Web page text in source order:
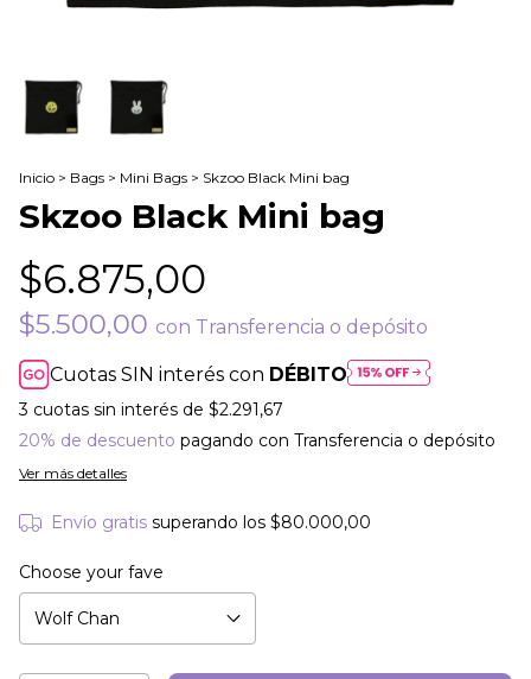
Inicio > Bags > Mini Bags > Skzoo Black Mini bag
Skzoo Black Mini bag
$6.875,00
$5.500,00 con Transferencia o depósito
Cuotas SIN interés con DÉBITO
3 cuotas sin interés de $2.291,67
20% de descuento pagando con Transferencia o depósito
Ver más detalles
Envío gratis superando los $80.000,00
Choose your fave